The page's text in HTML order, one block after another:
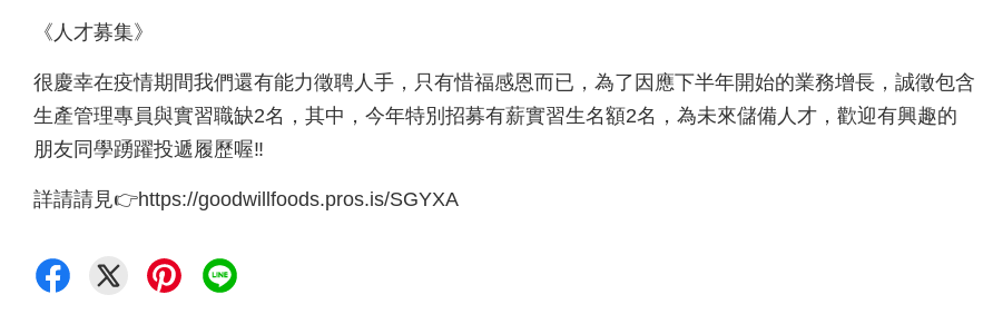
《人才募集》
很慶幸在疫情期間我們還有能力徵聘人手，只有惜福感恩而已，為了因應下半年開始的業務增長，誠徵包含
生產管理專員與實習職缺2名，其中，今年特別招募有薪實習生名額2名，為未來儲備人才，歡迎有興趣的
朋友同學踴躍投遞履歷喔‼
詳請請見👉https://goodwillfoods.pros.is/SGYXA